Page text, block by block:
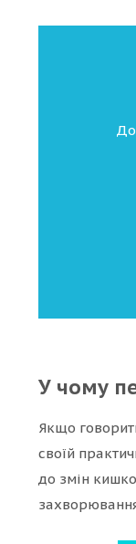
У чому
Якщо
своїй
до змін